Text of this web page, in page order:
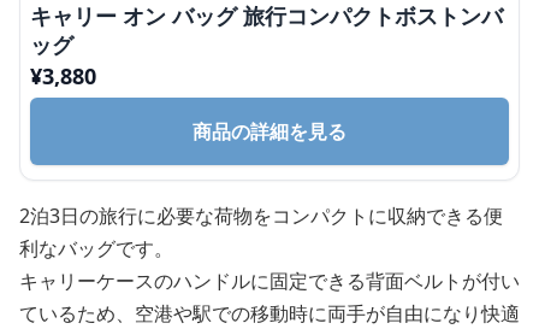
キャリー オン バッグ 旅行コンパクトボストンバ
ッグ
¥3,880
商品の詳細を見る
2泊3日の旅行に必要な荷物をコンパクトに収納できる便
利なバッグです。
キャリーケースのハンドルに固定できる背面ベルトが付い
ているため、空港や駅での移動時に両手が自由になり快適